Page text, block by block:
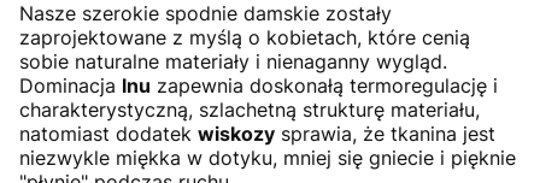
Nasze szerokie spodnie damskie zostały
zaprojektowane z myślą o kobietach, które cenią
sobie naturalne materiały i nienaganny wygląd.
Dominacja lnu zapewnia doskonałą termoregulację i
charakterystyczną, szlachetną strukturę materiału,
natomiast dodatek wiskozy sprawia, że tkanina jest
niezwykle miękka w dotyku, mniej się gniecie i pięknie